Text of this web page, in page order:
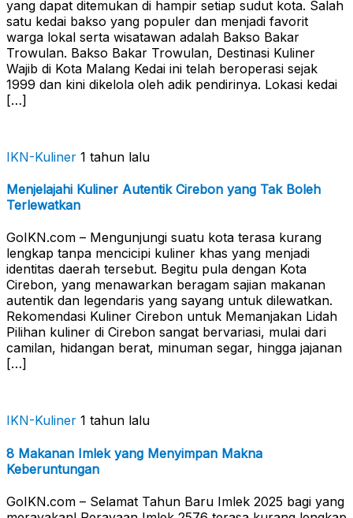
yang dapat ditemukan di hampir setiap sudut kota. Salah
satu kedai bakso yang populer dan menjadi favorit
warga lokal serta wisatawan adalah Bakso Bakar
Trowulan. Bakso Bakar Trowulan, Destinasi Kuliner
Wajib di Kota Malang Kedai ini telah beroperasi sejak
1999 dan kini dikelola oleh adik pendirinya. Lokasi kedai
[…]
IKN-Kuliner 1 tahun lalu
Menjelajahi Kuliner Autentik Cirebon yang Tak Boleh
Terlewatkan
GoIKN.com – Mengunjungi suatu kota terasa kurang
lengkap tanpa mencicipi kuliner khas yang menjadi
identitas daerah tersebut. Begitu pula dengan Kota
Cirebon, yang menawarkan beragam sajian makanan
autentik dan legendaris yang sayang untuk dilewatkan.
Rekomendasi Kuliner Cirebon untuk Memanjakan Lidah
Pilihan kuliner di Cirebon sangat bervariasi, mulai dari
camilan, hidangan berat, minuman segar, hingga jajanan
[…]
IKN-Kuliner 1 tahun lalu
8 Makanan Imlek yang Menyimpan Makna
Keberuntungan
GoIKN.com – Selamat Tahun Baru Imlek 2025 bagi yang